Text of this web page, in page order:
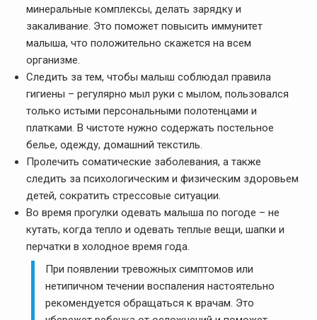
минеральные комплексы, делать зарядку и
закаливание. Это поможет повысить иммунитет
малыша, что положительно скажется на всем
организме.
Следить за тем, чтобы малыш соблюдал правила
гигиены – регулярно мыл руки с мылом, пользовался
только истыми персональными полотенцами и
платками. В чистоте нужно содержать постельное
белье, одежду, домашний текстиль.
Пролечить соматические заболевания, а также
следить за психологическим и физическим здоровьем
детей, сократить стрессовые ситуации.
Во время прогулки одевать малыша по погоде – не
кутать, когда тепло и одевать теплые вещи, шапки и
перчатки в холодное время года.
При появлении тревожных симптомов или
нетипичном течении воспаления настоятельно
рекомендуется обращаться к врачам. Это